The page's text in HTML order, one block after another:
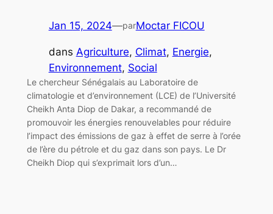
Jan 15, 2024—parMoctar FICOU
dans Agriculture, Climat, Energie
Environnement, Social
Le chercheur Sénégalais au Laboratoire de
climatologie et d’environnement (LCE) de l’Université
Cheikh Anta Diop de Dakar, a recommandé de
promouvoir les énergies renouvelables pour réduire
l’impact des émissions de gaz à effet de serre à l’orée
de l’ère du pétrole et du gaz dans son pays. Le Dr
Cheikh Diop qui s’exprimait lors d’un…